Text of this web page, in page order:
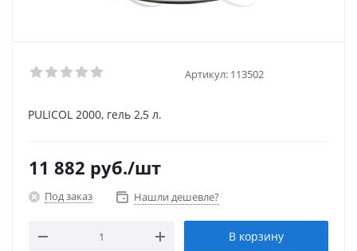
Артикул: 113502
PULICOL 2000, гель 2,5 л.
11 882 руб./шт
Под заказ Нашли дешевле?
В корзину